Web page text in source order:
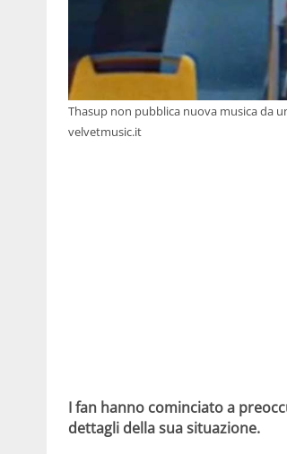
Thasup non pubblica nuova musica da
velvetmusic.it
I fan hanno cominciato a
dettagli della sua situazione.